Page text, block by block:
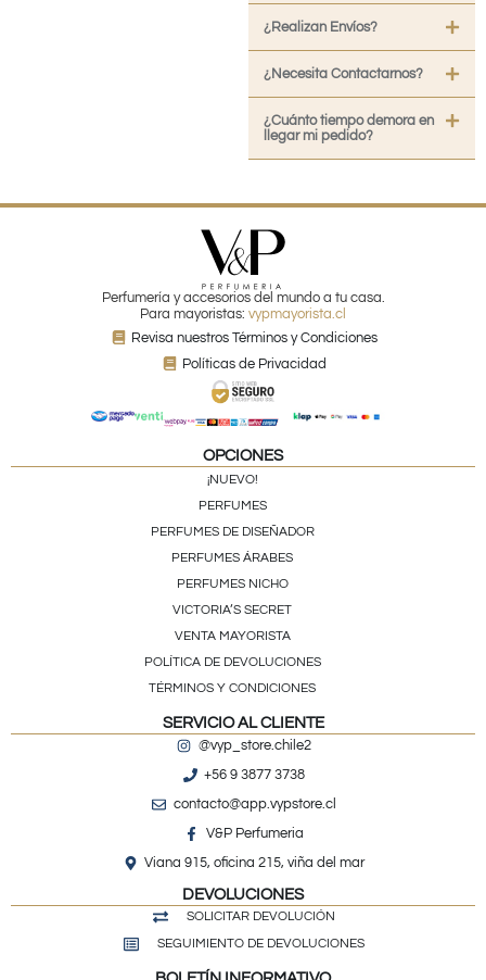
¿Realizan Envíos?
¿Necesita Contactarnos?
¿Cuánto tiempo demora en
llegar mi pedido?
Perfumería y accesorios del mundo a tu casa.
Para mayoristas: vypmayorista.cl
Revisa nuestros Términos y Condiciones
Políticas de Privacidad
OPCIONES
¡NUEVO!
PERFUMES
PERFUMES DE DISEÑADOR
PERFUMES ÁRABES
PERFUMES NICHO
VICTORIA’S SECRET
VENTA MAYORISTA
POLÍTICA DE DEVOLUCIONES
TÉRMINOS Y CONDICIONES
SERVICIO AL CLIENTE
@vyp_store.chile2
+56 9 3877 3738
contacto@app.vypstore.cl
V&P Perfumeria
Viana 915, oficina 215, viña del mar
DEVOLUCIONES
SOLICITAR DEVOLUCIÓN
SEGUIMIENTO DE DEVOLUCIONES